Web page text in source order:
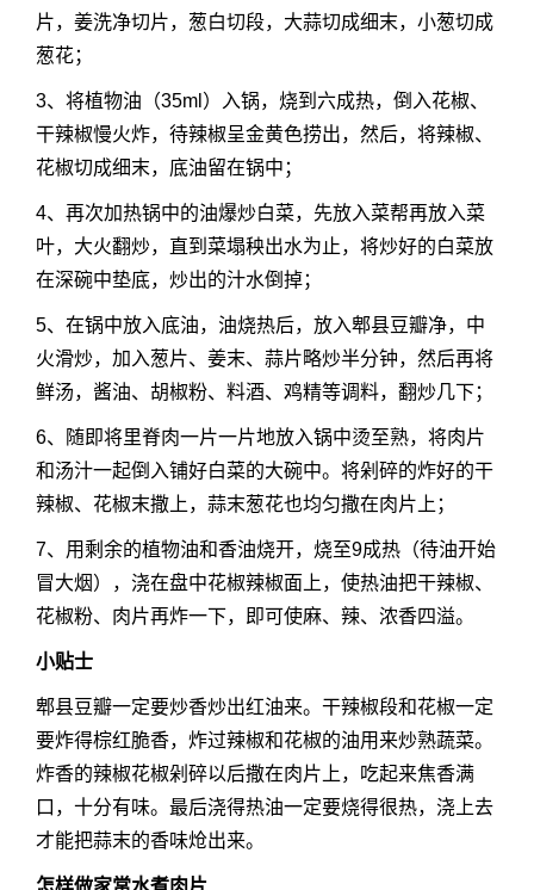
片，姜洗净切片，葱白切段，大蒜切成细末，小葱切成
葱花；
3、将植物油（35ml）入锅，烧到六成热，倒入花椒、
干辣椒慢火炸，待辣椒呈金黄色捞出，然后，将辣椒、
花椒切成细末，底油留在锅中；
4、再次加热锅中的油爆炒白菜，先放入菜帮再放入菜
叶，大火翻炒，直到菜塌秧出水为止，将炒好的白菜放
在深碗中垫底，炒出的汁水倒掉；
5、在锅中放入底油，油烧热后，放入郫县豆瓣净，中
火滑炒，加入葱片、姜末、蒜片略炒半分钟，然后再将
鲜汤，酱油、胡椒粉、料酒、鸡精等调料，翻炒几下；
6、随即将里脊肉一片一片地放入锅中烫至熟，将肉片
和汤汁一起倒入铺好白菜的大碗中。将剁碎的炸好的干
辣椒、花椒末撒上，蒜末葱花也均匀撒在肉片上；
7、用剩余的植物油和香油烧开，烧至9成热（待油开始
冒大烟），浇在盘中花椒辣椒面上，使热油把干辣椒、
花椒粉、肉片再炸一下，即可使麻、辣、浓香四溢。
小贴士
郫县豆瓣一定要炒香炒出红油来。干辣椒段和花椒一定
要炸得棕红脆香，炸过辣椒和花椒的油用来炒熟蔬菜。
炸香的辣椒花椒剁碎以后撒在肉片上，吃起来焦香满
口，十分有味。最后浇得热油一定要烧得很热，浇上去
才能把蒜末的香味炝出来。
怎样做家常水煮肉片